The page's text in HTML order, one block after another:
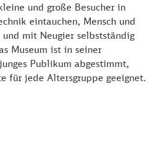
und große Besucher in
eintauchen, Mensch und
mit Neugier selbstständig
Museum ist in seiner
Publikum abgestimmt,
für jede Altersgruppe geeignet.